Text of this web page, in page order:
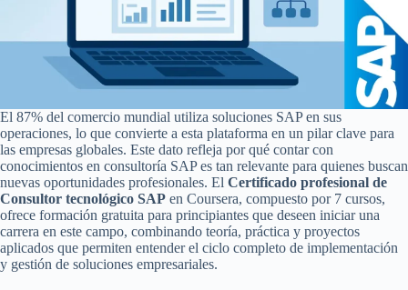
El 87% del comercio mundial utiliza soluciones SAP en sus
operaciones, lo que convierte a esta plataforma en un pilar clave para
las empresas globales. Este dato refleja por qué contar con
conocimientos en consultoría SAP es tan relevante para quienes buscan
nuevas oportunidades profesionales. El Certificado profesional de
Consultor tecnológico SAP en Coursera, compuesto por 7 cursos,
ofrece formación gratuita para principiantes que deseen iniciar una
carrera en este campo, combinando teoría, práctica y proyectos
aplicados que permiten entender el ciclo completo de implementación
y gestión de soluciones empresariales.